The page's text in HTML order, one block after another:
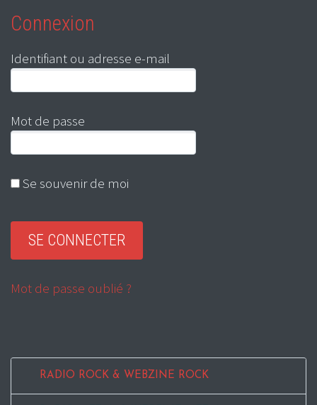
Connexion
Identifiant ou adresse e-mail
Mot de passe
Se souvenir de moi
Mot de passe oublié ?
RADIO ROCK & WEBZINE ROCK